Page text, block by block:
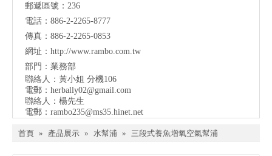
郵遞區號：236
電話：886-2-2265-8777
傳真：886-2-2265-0853
網址： http://www.rambo.com.tw
部門：業務部
聯絡人：黃小姐 分機106
電郵： herbally02@gmail.com
聯絡人：楊先生
電郵： rambo235@ms35.hinet.net
首頁 » 產品展示 » 水幫浦 » 三段式養魚增氧空氣幫浦